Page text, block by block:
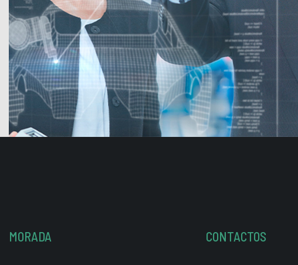
MORADA CONTACTOS